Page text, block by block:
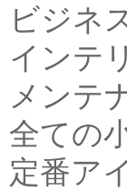
ビジネ
インテ
メンテ
全ての
定番ア